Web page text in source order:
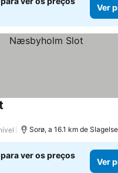
Ver
Sorø, a 16.1 km de Slagelse
ver os preços
Ver